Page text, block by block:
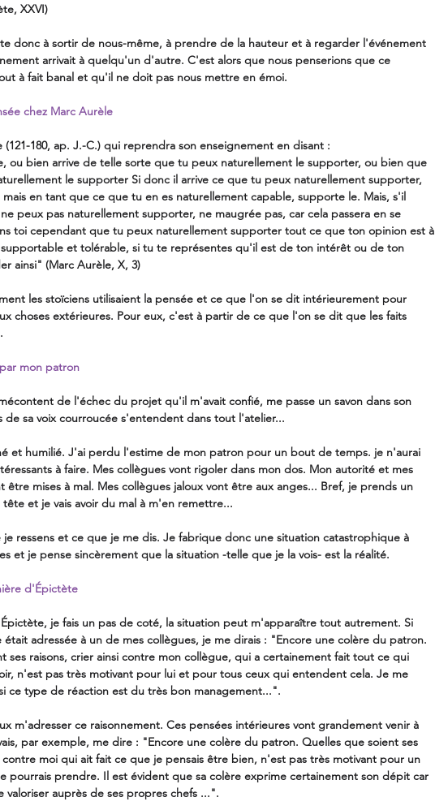
XXVI)
donc à sortir de nous-même, à prendre de la hauteur et à regarder l'événement
arrivait à quelqu'un d'autre. C'est alors que nous penserions que ce
à fait banal et qu'il ne doit pas nous mettre en émoi.
chez Marc Aurèle
180, ap. J.-C.) qui reprendra son enseignement en disant :
ou bien arrive de telle sorte que tu peux naturellement le supporter, ou bien que
le supporter Si donc il arrive ce que tu peux naturellement supporter,
mais en tant que ce que tu en es naturellement capable, supporte le. Mais, s'il
peux pas naturellement supporter, ne maugrée pas, car cela passera en se
toi cependant que tu peux naturellement supporter tout ce que ton opinion est à
et tolérable, si tu te représentes qu'il est de ton intérêt ou de ton
ainsi" (Marc Aurèle, X, 3)
les stoïciens utilisaient la pensée et ce que l'on se dit intérieurement pour
choses extérieures. Pour eux, c'est à partir de ce que l'on se dit que les faits
mon patron
de l'échec du projet qu'il m'avait confié, me passe un savon dans son
de sa voix courroucée s'entendent dans tout l'atelier...
et humilié. J'ai perdu l'estime de mon patron pour un bout de temps. je n'aurai
à faire. Mes collègues vont rigoler dans mon dos. Mon autorité et mes
être mises à mal. Mes collègues jaloux vont être aux anges... Bref, je prends un
et je vais avoir du mal à m'en remettre...
je ressens et ce que je me dis. Je fabrique donc une situation catastrophique à
et je pense sincèrement que la situation -telle que je la vois- est la réalité.
d'Épictète
je fais un pas de coté, la situation peut m'apparaître tout autrement. Si
adressée à un de mes collègues, je me dirais : "Encore une colère du patron.
ses raisons, crier ainsi contre mon collègue, qui a certainement fait tout ce qui
n'est pas très motivant pour lui et pour tous ceux qui entendent cela. Je me
ce type de réaction est du très bon management...".
m'adresser ce raisonnement. Ces pensées intérieures vont grandement venir à
par exemple, me dire : "Encore une colère du patron. Quelles que soient ses
contre moi qui ait fait ce que je pensais être bien, n'est pas très motivant pour un
pourrais prendre. Il est évident que sa colère exprime certainement son dépit car
valoriser auprès de ses propres chefs ...".